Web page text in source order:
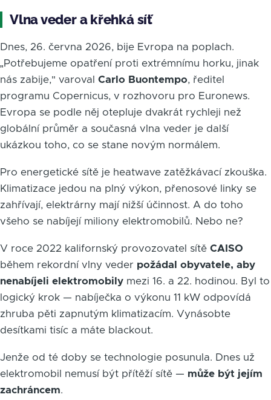
Vlna veder a křehká síť
Dnes, 26. června 2026, bije Evropa na poplach.
„Potřebujeme opatření proti extrémnímu horku, jinak
nás zabije," varoval Carlo Buontempo, ředitel
programu Copernicus, v rozhovoru pro Euronews.
Evropa se podle něj otepluje dvakrát rychleji než
globální průměr a současná vlna veder je další
ukázkou toho, co se stane novým normálem.
Pro energetické sítě je heatwave zatěžkávací zkouška.
Klimatizace jedou na plný výkon, přenosové linky se
zahřívají, elektrárny mají nižší účinnost. A do toho
všeho se nabíjejí miliony elektromobilů. Nebo ne?
V roce 2022 kalifornský provozovatel sítě CAISO
během rekordní vlny veder požádal obyvatele, aby
nenabíjeli elektromobily mezi 16. a 22. hodinou. Byl to
logický krok — nabíječka o výkonu 11 kW odpovídá
zhruba pěti zapnutým klimatizacím. Vynásobte
desítkami tisíc a máte blackout.
Jenže od té doby se technologie posunula. Dnes už
elektromobil nemusí být přítěží sítě — může být jejím
zachráncem.